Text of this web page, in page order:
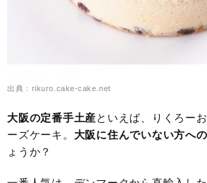
出典：rikuro.cake-cake.net
大阪の定番手土産といえば、りくろー
ーズケーキ。 大阪に住んでいない方へ
ょうか？